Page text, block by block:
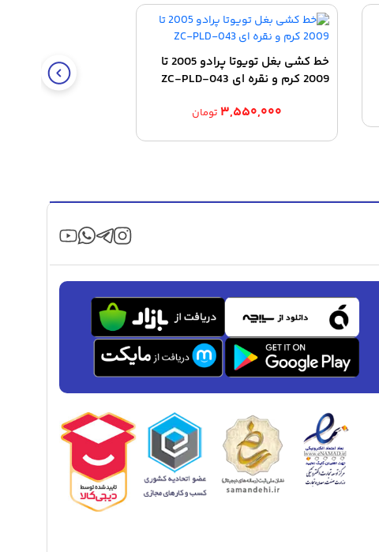
خط کشی بغل تویوتا پرادو 2005 تا
2009 کرم و نقره ای ZC-PLD-043
۳,۵۵۰,۰۰۰ تومان